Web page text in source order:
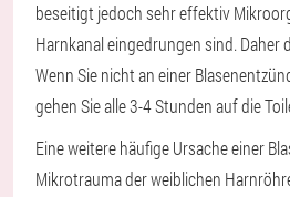
beseitigt jedoch sehr effektiv
Harnkanal eingedrungen sind. Daher
Wenn Sie nicht an einer
gehen Sie alle 3-4 Stunden auf die
Eine weitere häufige Ursache einer
Mikrotrauma der weiblichen